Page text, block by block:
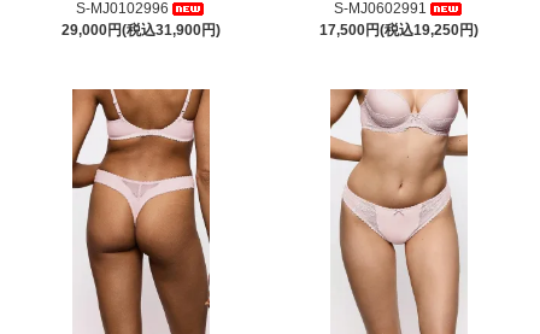
S-MJ0102996
29,000円(税込31,900円)
S-MJ0602991
17,500円(税込19,250円)